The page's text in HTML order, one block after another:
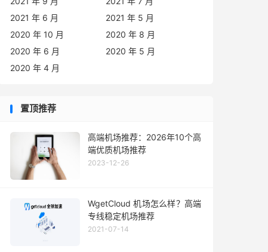
2021 年 6 月
2021 年 5 月
2020 年 10 月
2020 年 8 月
2020 年 6 月
2020 年 5 月
2020 年 4 月
置顶推荐
高端机场推荐：2026年10个高
端优质机场推荐
2023-12-26
WgetCloud 机场怎么样？高端
专线稳定机场推荐
2021-07-14